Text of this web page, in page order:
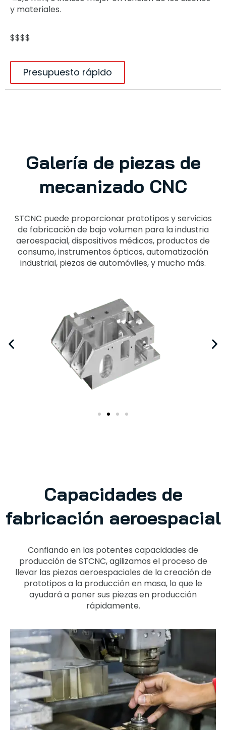
y materiales.
$$$$
Presupuesto rápido
Galería de piezas de
mecanizado CNC
STCNC puede proporcionar prototipos y servicios
de fabricación de bajo volumen para la industria
aeroespacial, dispositivos médicos, productos de
consumo, instrumentos ópticos, automatización
industrial, piezas de automóviles, y mucho más.
Capacidades de
fabricación aeroespacial
Confiando en las potentes capacidades de
producción de STCNC, agilizamos el proceso de
llevar las piezas aeroespaciales de la creación de
prototipos a la producción en masa, lo que le
ayudará a poner sus piezas en producción
rápidamente.